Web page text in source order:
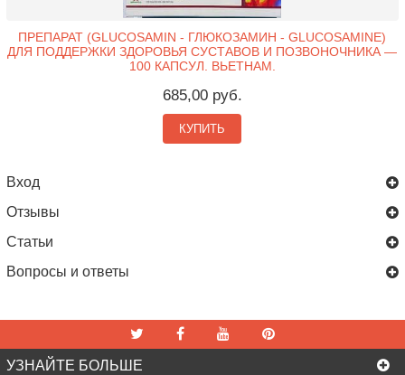
ПРЕПАРАТ (GLUCOSAMIN - ГЛЮКОЗАМИН - GLUCOSAMINE)
ДЛЯ ПОДДЕРЖКИ ЗДОРОВЬЯ СУСТАВОВ И ПОЗВОНОЧНИКА —
100 КАПСУЛ. ВЬЕТНАМ.
685,00 руб.
КУПИТЬ
Вход
Отзывы
Статьи
Вопросы и ответы
УЗНАЙТЕ БОЛЬШЕ